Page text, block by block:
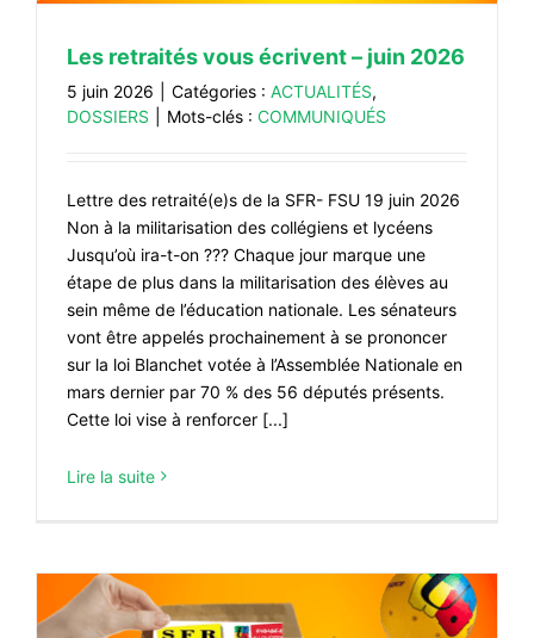
#FORMATION
#COMMUNIQUÉS
#MÉDIAS
#DÉBATS
#PRESSE
#ARCHIVES
Les retraités vous écrivent – juin 2026
5 juin 2026 Catégories : ACTUALITÉS,
DOSSIERS
Mots-clés : COMMUNIQUÉS
Lettre des retraité(e)s de la SFR- FSU 19 juin 2026
Non à la militarisation des collégiens et lycéens
Jusqu’où ira-t-on ??? Chaque jour marque une
étape de plus dans la militarisation des élèves au
sein même de l’éducation nationale. Les sénateurs
vont être appelés prochainement à se prononcer
sur la loi Blanchet votée à l’Assemblée Nationale en
mars dernier par 70 % des 56 députés présents.
Cette loi vise à renforcer [...]
Lire la suite